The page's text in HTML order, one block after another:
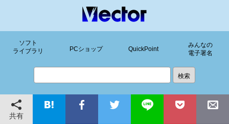
ソフト
ライブラリ
PCショップ QuickPoint
みんなの
電子署名
共有